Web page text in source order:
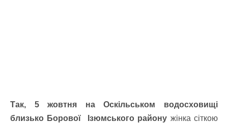
Так, 5 жовтня на Оскільськом водосховищі
близько Борової Ізюмського району жінка сіткою